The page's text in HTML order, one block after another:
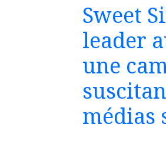
Sweet
leader
une
médias